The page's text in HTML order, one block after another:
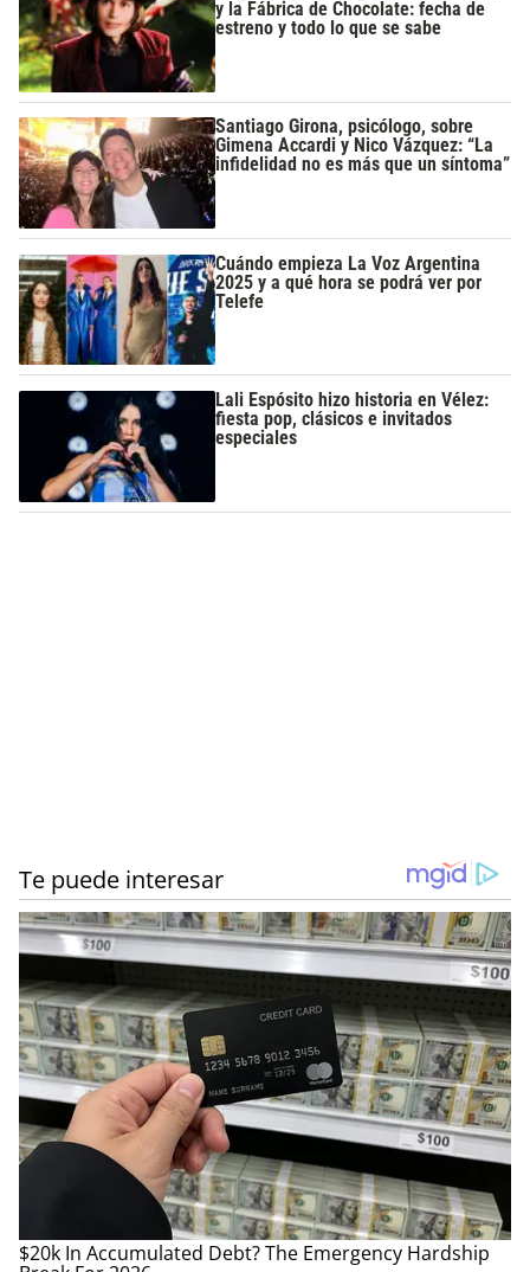
y la Fábrica de Chocolate: fecha de
estreno y todo lo que se sabe
Santiago Girona, psicólogo, sobre
Gimena Accardi y Nico Vázquez: “La
infidelidad no es más que un síntoma”
Cuándo empieza La Voz Argentina
2025 y a qué hora se podrá ver por
Telefe
Lali Espósito hizo historia en Vélez:
fiesta pop, clásicos e invitados
especiales